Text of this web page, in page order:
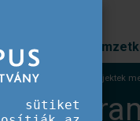
Prioritások
program partnerségi projektek
sütiket